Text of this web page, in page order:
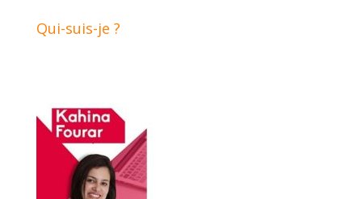
Qui-suis-je ?